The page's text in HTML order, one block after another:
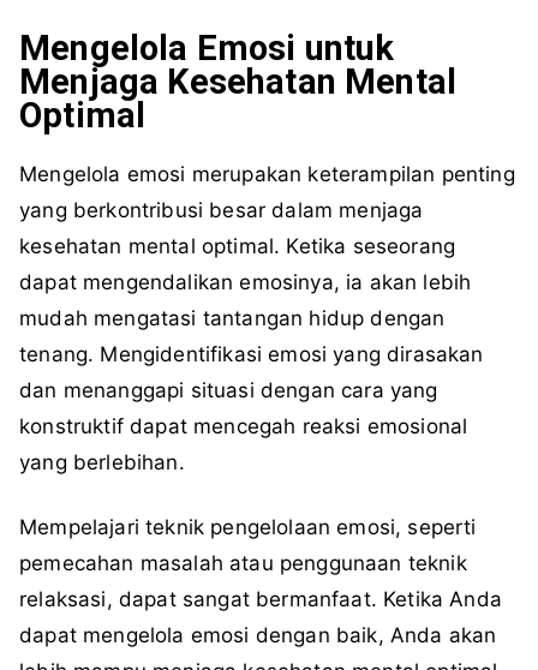
Mengelola Emosi untuk
Menjaga Kesehatan Mental
Optimal
Mengelola emosi merupakan keterampilan penting
yang berkontribusi besar dalam menjaga
kesehatan mental optimal. Ketika seseorang
dapat mengendalikan emosinya, ia akan lebih
mudah mengatasi tantangan hidup dengan
tenang. Mengidentifikasi emosi yang dirasakan
dan menanggapi situasi dengan cara yang
konstruktif dapat mencegah reaksi emosional
yang berlebihan.
Mempelajari teknik pengelolaan emosi, seperti
pemecahan masalah atau penggunaan teknik
relaksasi, dapat sangat bermanfaat. Ketika Anda
dapat mengelola emosi dengan baik, Anda akan